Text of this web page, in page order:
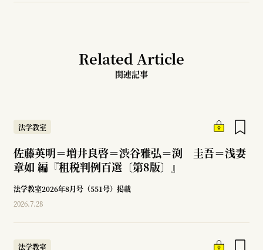
Related Article
関連記事
法学教室
佐藤英明＝増井良啓＝渋谷雅弘＝渕 圭吾＝浅妻
章如 編『租税判例百選〔第8版〕』
法学教室2026年8月号（551号）掲載
2026.7.28
法学教室